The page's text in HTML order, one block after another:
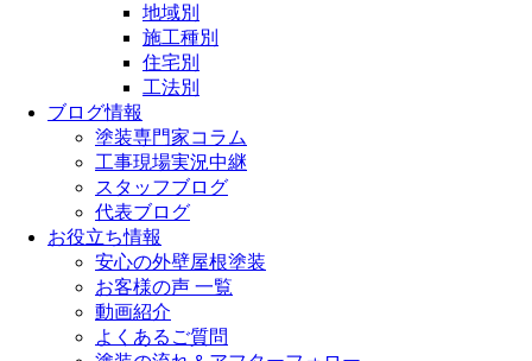
地域別
施工種別
住宅別
工法別
ブログ情報
塗装専門家コラム
工事現場実況中継
スタッフブログ
代表ブログ
お役立ち情報
安心の外壁屋根塗装
お客様の声 一覧
動画紹介
よくあるご質問